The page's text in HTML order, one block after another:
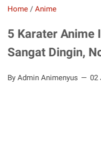
Home / Anime
5 Karater Anime
Sangat Dingin,
By Admin Animenyus 02